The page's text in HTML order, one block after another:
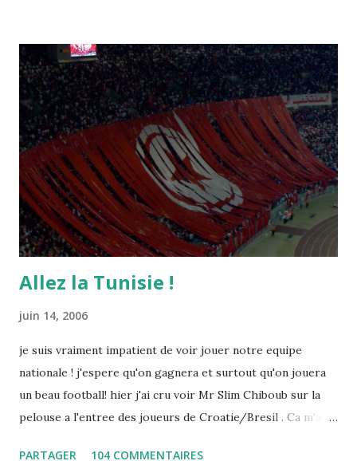
Allez la Tunisie !
juin 14, 2006
je suis vraiment impatient de voir jouer notre equipe
nationale ! j'espere qu'on gagnera et surtout qu'on jouera
un beau football! hier j'ai cru voir Mr Slim Chiboub sur la
pelouse a l'entree des joueurs de Croatie/Bresil . Ca m'a
PARTAGER 104 COMMENTAIRES